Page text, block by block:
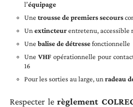
l’équipage
Une trousse de premiers secours
Unextincteurentretenu, accessible
Une balise de détressefonctionnelle
UneVHF opérationnelle pour
16
Pour les sorties au large, unradeau
Respecter lerèglement